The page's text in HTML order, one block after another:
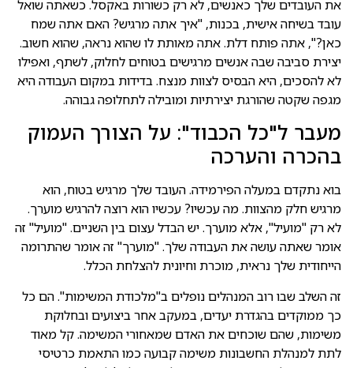
את העובדים שלך כאנשים, לא רק כשורות באקסל. כשאתה שואל
עובד בשיחה אישית, בכנות, "איך אתה מרגיש? האם אתה שמח
כאן?", אתה פותח דלת. אתה מאותת לו שהוא נראה, שהוא חשוב.
יצירת סביבה שבה אנשים מרגישים בטוחים לחלוק, לשתף, ואפילו
לא להסכים, היא הבסיס לצוות מנצח. בדידות במקום העבודה היא
מגפה שקטה שהורגת יצירתיות ומובילה לתחלופה גבוהה.
מעבר ל"כל הכבוד": על הצורך העמוק
בהכרה והערכה
בוא נתקדם במעלה הפירמידה. העובד שלך מרגיש בטוח, הוא
מרגיש חלק מהצוות. מה עכשיו? עכשיו הוא רוצה להרגיש מוערך.
לא רק "מועיל", אלא מוערך. יש הבדל עצום בין השניים. "מועיל" זה
אומר שאתה עושה את העבודה שלך. "מוערך" זה אומר שהתרומה
הייחודית שלך נראית, מוכרת וחיונית להצלחת הכלל.
זה השלב שבו רוב המנהלים נופלים ב"מלכודת המשימות". הם כל
כך ממוקדים בהגדרת יעדים, במעקב אחר ביצועים ובחלוקת
משימות, שהם שוכחים את האדם שמאחורי המשימה. קל מאוד
לתת למנהלת החשבונות משימה קבועה כמו התאמת כרטיסי